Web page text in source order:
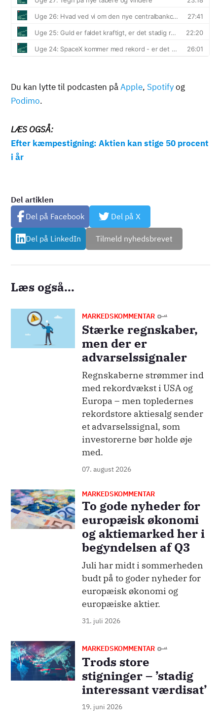
Du kan lytte til podcasten påApple, Spotifyog
Podimo.
LÆS OGSÅ:
Efter kæmpestigning: Aktien kan stige 50 procent
i år
Del artiklen
Del på Facebook
Del på X
Del på LinkedIn Tilmeld nyhedsbrevet
Læs også...
Billede MARKEDSKOMMENTAR
Stærke regnskaber,
men der er
advarselssignaler
Regnskaberne strømmer ind
med rekordvækst i USA og
Europa – men topledernes
rekordstore aktiesalg sender
et advarselssignal, som
investorerne bør holde øje
med.
07. august 2026
Billede MARKEDSKOMMENTAR
To gode nyheder for
europæisk økonomi
og aktiemarked her i
begyndelsen af Q3
Juli har midt i sommerheden
budt på to goder nyheder for
europæisk økonomi og
europæiske aktier.
31. juli 2026
Billede MARKEDSKOMMENTAR
Trods store
stigninger – ’stadig
interessant værdisat’
19. juni 2026